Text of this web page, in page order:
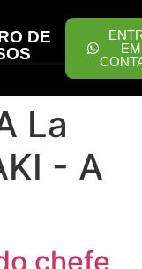
DE
EM
La
- A
chefe